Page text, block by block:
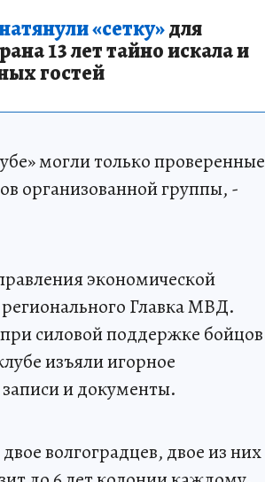
«сетку»для
13 лет тайно искала и
гостей
могли только проверенные
организованной группы, -
экономической
Главка МВД.
силовой поддержке бойцов
изъяли игорное
и документы.
волгоградцев, двое из них